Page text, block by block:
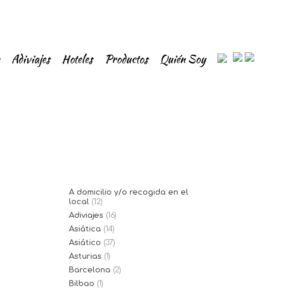
Adiviajes Hoteles Productos Quién Soy
A domicilio y/o recogida en el
local (12)
Adiviajes (16)
Asiática (14)
Asiático (37)
Asturias (1)
Barcelona (2)
Bilbao (1)